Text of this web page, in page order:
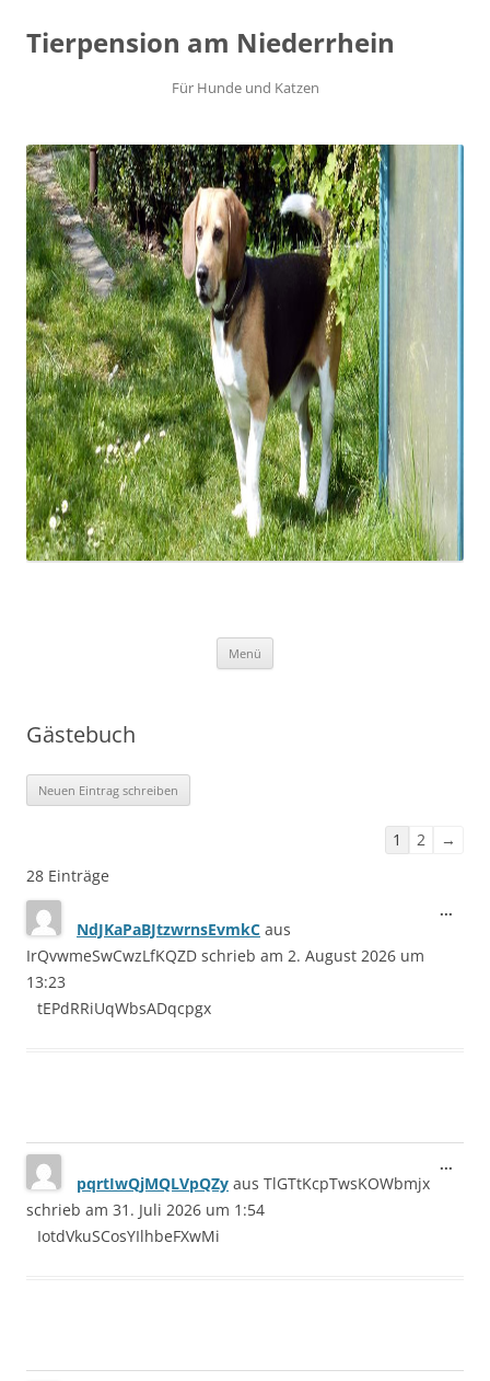
Tierpension am Niederrhein
Für Hunde und Katzen
Menü
Gästebuch
Navigation
1 2
→
28 Einträge
NdJKaPaBJtzwrnsEvmkC aus
IrQvwmeSwCwzLfKQZD schrieb am 2. August 2026 um
13:23
tEPdRRiUqWbsADqcpgx
...
pqrtIwQjMQLVpQZy aus TlGTtKcpTwsKOWbmjx
schrieb am 31. Juli 2026 um 1:54
IotdVkuSCosYIlhbeFXwMi
...